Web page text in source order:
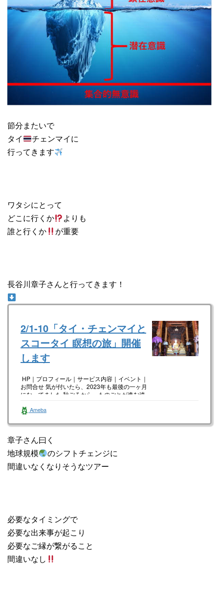
節分またいで
タイ
チェンマイに
行ってきます
ワタシにとって
どこに行くか
よりも
誰と行くか
が重要
長谷川章子さんと行ってきます！
2/1-10「タイ・チェンマイと
スコータイ 瞑想の旅」開催
します
HP｜プロフィール｜サービス内容｜イベント｜
お問合せ 気が付いたら、2023年も最後の一ヶ月
になってました 秋ごろから、ものごとが進む速
Ameba
章子さん曰く
地球規模
のシフトチェンジに
間違いなくなりそうなツアー
必要なタイミングで
必要な出来事が起こり
必要なご縁が繋がること
間違いなし